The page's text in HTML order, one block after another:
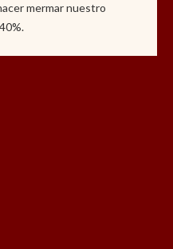
mermar nuestro